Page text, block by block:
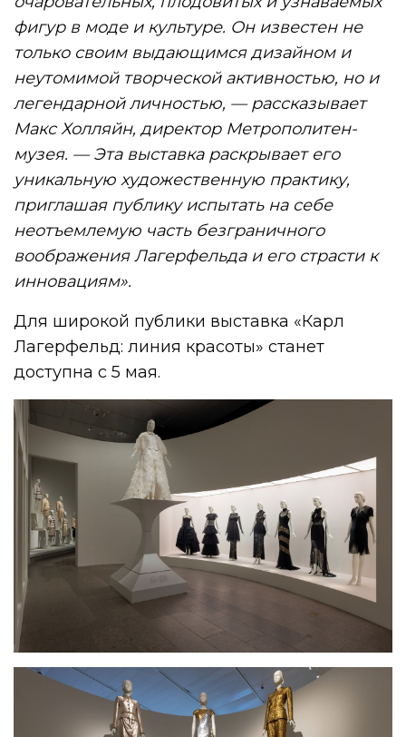
фигур в моде и культуре. Он известен не
только своим выдающимся дизайном и
неутомимой творческой активностью, но и
легендарной личностью, — рассказывает
Макс Холляйн, директор Метрополитен-
музея. — Эта выставка раскрывает его
уникальную художественную практику,
приглашая публику испытать на себе
неотъемлемую часть безграничного
воображения Лагерфельда и его страсти к
инновациям».
Для широкой публики выставка «Карл
Лагерфельд: линия красоты» станет
доступна с 5 мая.